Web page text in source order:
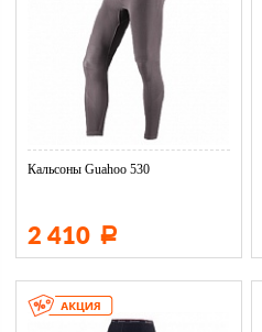
Кальсоны Guahoo 530
2 410 Р